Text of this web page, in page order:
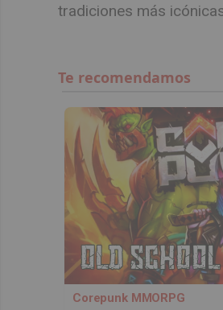
tradiciones más
Corepunk MMORPG